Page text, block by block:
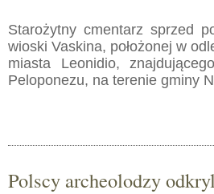
Starożytny cmentarz sprzed
wioski Vaskina, położonej w
miasta Leonidio,
Peloponezu, na terenie gminy
Polscy archeolodzy